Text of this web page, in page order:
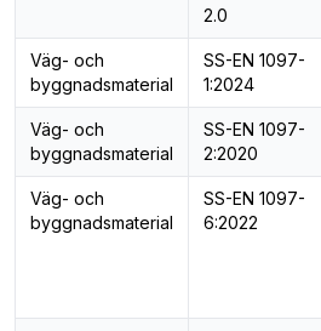
2.0
Väg- och
byggnadsmaterial
SS-EN 1097-
1:2024
Väg- och
byggnadsmaterial
SS-EN 1097-
2:2020
Väg- och
byggnadsmaterial
SS-EN 1097-
6:2022